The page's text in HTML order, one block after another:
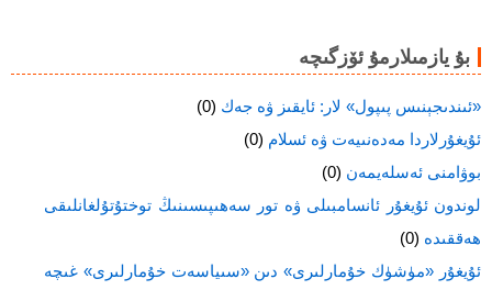
بۇ يازمىلارمۇ ئۆزگىچە
«ئىندىجېنىس پىپول» لار: ئايقىز ۋە جەك (0)
ئۇيغۇرلاردا مەدەنىيەت ۋە ئسلام (0)
بوۋامنى ئەسلەيمەن (0)
لوندون ئۇيغۇر ئانسامبىلى ۋە تور سەھىپىسىنىڭ توختۇتۇلغانلىقى
ھەققىدە (0)
ئۇيغۇر «مۈشۈك خۇمارلىرى» دىن «سىياسەت خۇمارلىرى» غىچە